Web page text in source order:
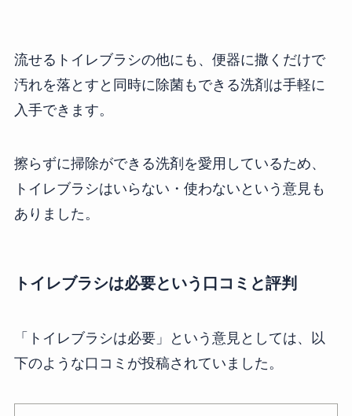
流せるトイレブラシの他にも、便器に撒くだけで
汚れを落とすと同時に除菌もできる洗剤は手軽に
入手できます。
擦らずに掃除ができる洗剤を愛用しているため、
トイレブラシはいらない・使わないという意見も
ありました。
トイレブラシは必要という口コミと評判
「トイレブラシは必要」という意見としては、以
下のような口コミが投稿されていました。